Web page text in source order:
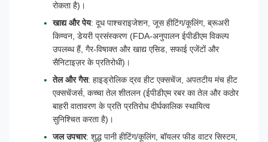
रोकता है)।
खाद्य और पेय: दूध पाश्चराइजेशन, जूस हीटिंग/कूलिंग, ब्रूअरी
किण्वन, डेयरी प्रसंस्करण (FDA-अनुपालन ईपीडीएम विकल्प
उपलब्ध हैं, गैर-विषाक्त और खाद्य एसिड, सफाई एजेंटों और
सैनिटाइज़र के प्रतिरोधी)।
तेल और गैस: हाइड्रोलिक द्रव हीट एक्सचेंज, अपतटीय मंच हीट
एक्सचेंजर्स, कच्चा तेल शीतलन (ईपीडीएम रबर का तेल और कठोर
बाहरी वातावरण के प्रति प्रतिरोध दीर्घकालिक स्थायित्व
सुनिश्चित करता है)।
जल उपचार: शुद्ध पानी हीटिंग/कूलिंग, बॉयलर फीड वाटर सिस्टम,